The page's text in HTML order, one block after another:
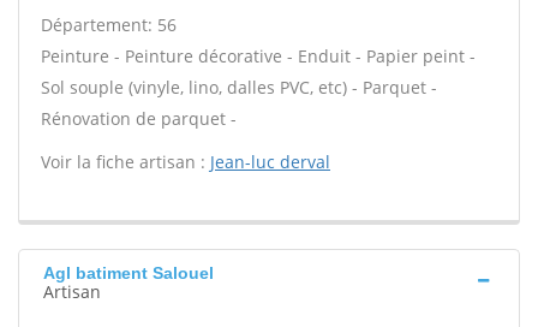
Département: 56
Peinture - Peinture décorative - Enduit - Papier peint -
Sol souple (vinyle, lino, dalles PVC, etc) - Parquet -
Rénovation de parquet -
Voir la fiche artisan : Jean-luc derval
Agl batiment Salouel
Artisan